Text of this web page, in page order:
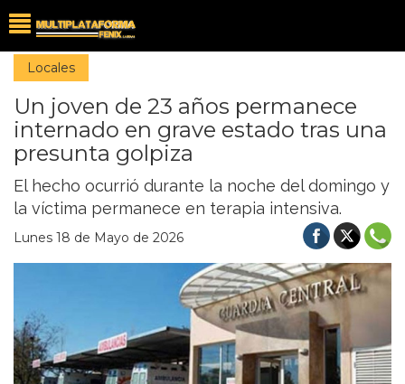
Locales
Un joven de 23 años permanece
internado en grave estado tras una
presunta golpiza
El hecho ocurrió durante la noche del domingo y
la víctima permanece en terapia intensiva.
Lunes 18 de Mayo de 2026